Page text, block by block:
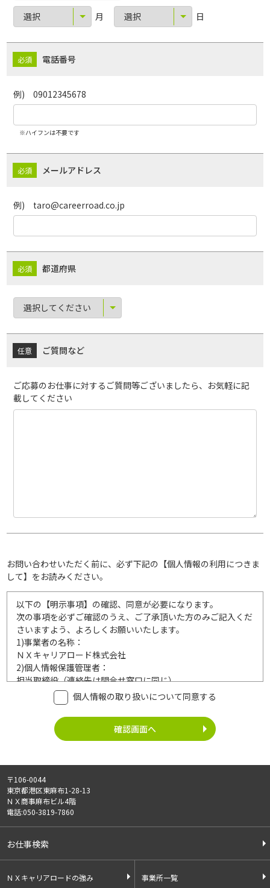
月 日
電話番号
例) 09012345678
※ハイフンは不要です
メールアドレス
例) taro@careerroad.co.jp
都道府県
ご質問など
ご応募のお仕事に対するご質問等ございましたら、お気軽に記
載してください
お問い合わせいただく前に、必ず下記の【個人情報の利用につきま
して】をお読みください。
以下の【明示事項】の確認、同意が必要になります。
次の事項を必ずご確認のうえ、ご了承頂いた方のみご記入くだ
さいますよう、よろしくお願いいたします。
1)事業者の名称：
ＮＸキャリアロード株式会社
2)個人情報保護管理者：
担当取締役（連絡先は問合せ窓口に同じ）
利用目的：
ご記入頂いた個人情報は、次の利用目的達成の範囲内において
利用いたします。
個人情報の利用
有料職業紹介事業
・請負事業
ご記入頂いた個人情報は、法令等に定める場合を除いて、ご本
人様の同意なく、第三者に提供することはございません。
5)外部の委託：
ご記入頂いた個人情報は、文書保存、サーバー管理等の目的
個人情報の取り扱いについて同意する
〒106-0044
東京都港区東麻布1-28-13
ＮＸ商事麻布ビル4階
電話:050-3819-7860
お仕事検索
ＮＸキャリアロードの強み 事業所一覧